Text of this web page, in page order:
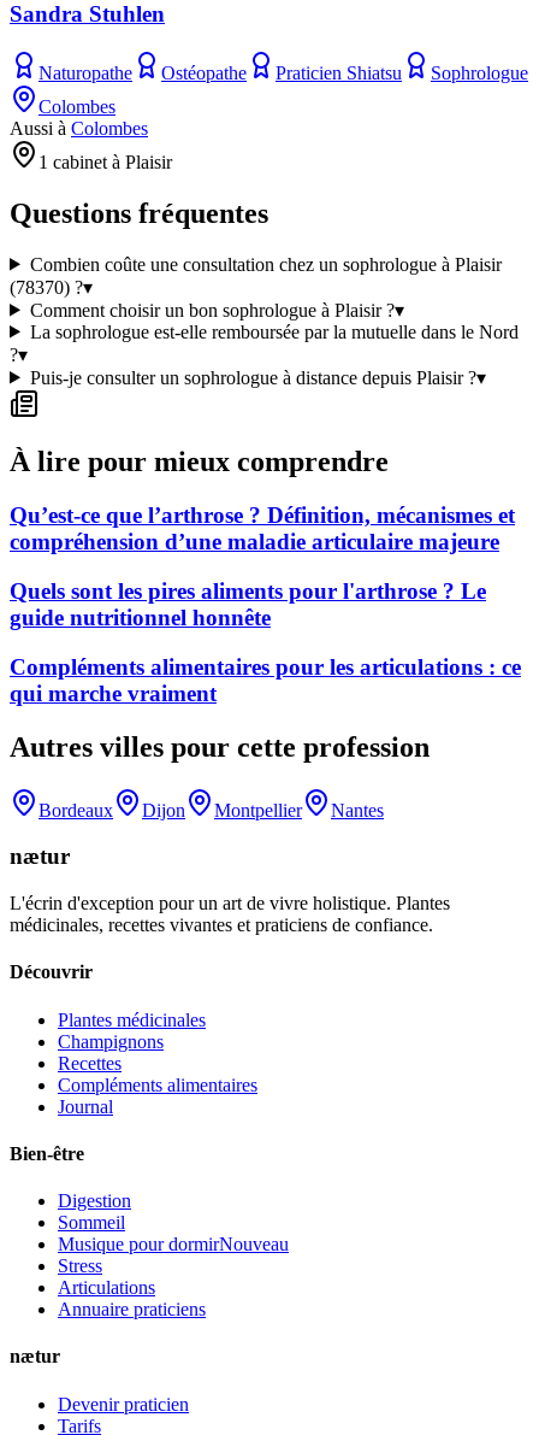
Sandra Stuhlen
Naturopathe Ostéopathe Praticien Shiatsu
Sophrologue
Colombes
Aussi à Colombes
1 cabinet à Plaisir
Questions fréquentes
Combien coûte une consultation chez un sophrologue à Plaisir
(78370) ?▾
Comment choisir un bon sophrologue à Plaisir ?▾
La sophrologue est-elle remboursée par la mutuelle dans le Nord
?▾
Puis-je consulter un sophrologue à distance depuis Plaisir ?▾
À lire pour mieux comprendre
Qu’est-ce que l’arthrose ? Définition, mécanismes et
compréhension d’une maladie articulaire majeure
Quels sont les pires aliments pour l'arthrose ? Le
guide nutritionnel honnête
Compléments alimentaires pour les articulations : ce
qui marche vraiment
Autres villes pour cette profession
Bordeaux Dijon Montpellier Nantes
nætur
L'écrin d'exception pour un art de vivre holistique. Plantes
médicinales, recettes vivantes et praticiens de confiance.
Découvrir
Plantes médicinales
Champignons
Recettes
Compléments alimentaires
Journal
Bien-être
Digestion
Sommeil
Musique pour dormirNouveau
Stress
Articulations
Annuaire praticiens
nætur
Devenir praticien
Tarifs